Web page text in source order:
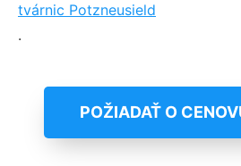
tvárnic Potzneusield
.
POŽIADAŤ O